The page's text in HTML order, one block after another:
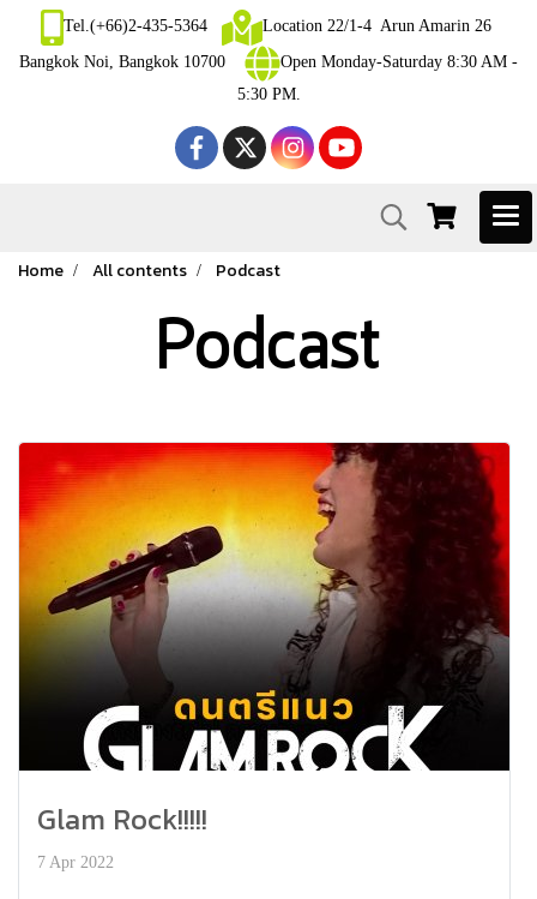
Tel.(+66)2-435-5364
Location 22/1-4 Arun Amarin 26
Bangkok Noi, Bangkok 10700
Open Monday-Saturday 8:30 AM -
5:30 PM.
Home All contents Podcast
Podcast
Glam Rock!!!!!
7 Apr 2022